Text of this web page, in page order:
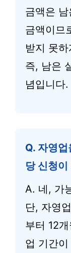
금액은
금액이므
받지 못
즉, 남은
념입니다.
Q. 자영
당 신청
A. 네, 가
단, 자영
부터 12
업 기간